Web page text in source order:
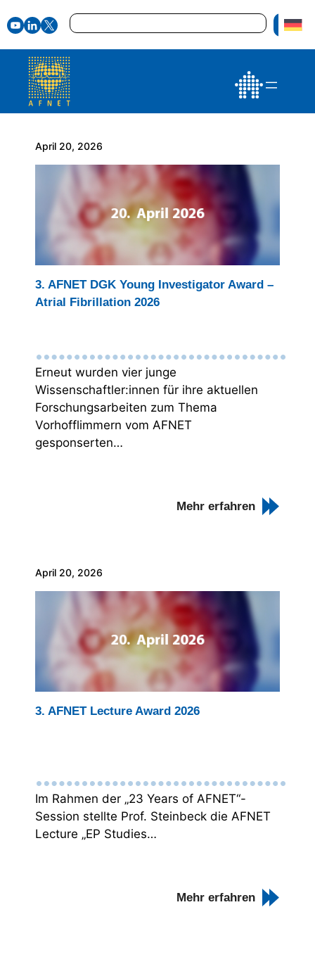
Inhalt
Suchen
April 20, 2026
3. AFNET DGK Young Investigator Award –
Atrial Fibrillation 2026
Erneut wurden vier junge
Wissenschaftler:innen für ihre aktuellen
Forschungsarbeiten zum Thema
Vorhofflimmern vom AFNET
gesponserten…
Mehr erfahren
April 20, 2026
3. AFNET Lecture Award 2026
Im Rahmen der „23 Years of AFNET“-
Session stellte Prof. Steinbeck die AFNET
Lecture „EP Studies…
Mehr erfahren